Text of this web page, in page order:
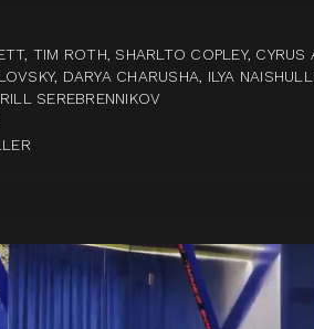
TIM ROTH, SHARLTO COPLEY, CYRUS
DARYA CHARUSHA, ILYA
SEREBRENNIKOV